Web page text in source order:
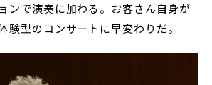
ンで演奏に加わる。お客さん自身が
験型のコンサートに早変わりだ。